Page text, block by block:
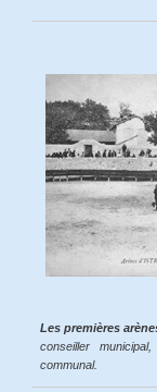
Les premières
conseiller
communal.